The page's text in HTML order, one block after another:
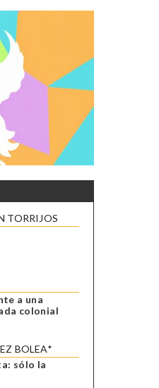
TORRIJOS
a una
colonial
BOLEA*
sólo la